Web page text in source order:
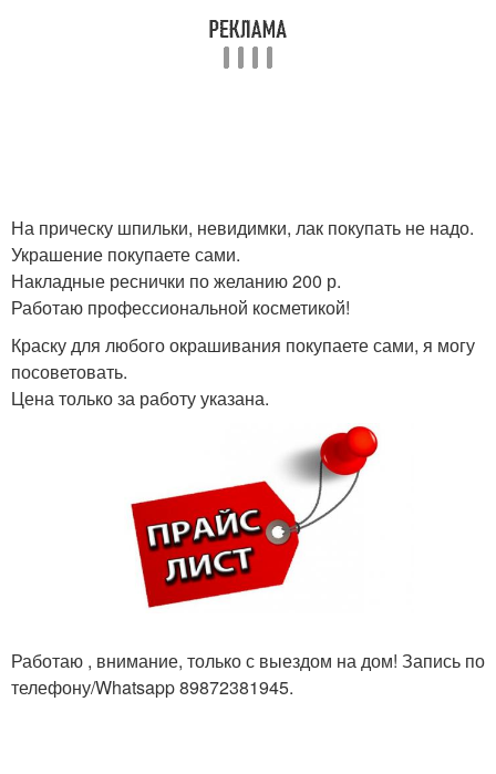
На прическу шпильки, невидимки, лак покупать не надо.
Украшение покупаете сами.
Накладные реснички по желанию 200 р.
Работаю профессиональной косметикой!
Краску для любого окрашивания покупаете сами, я могу
посоветовать.
Цена только за работу указана.
Работаю , внимание, только с выездом на дом! Запись по
телефону/Whatsapp 89872381945.